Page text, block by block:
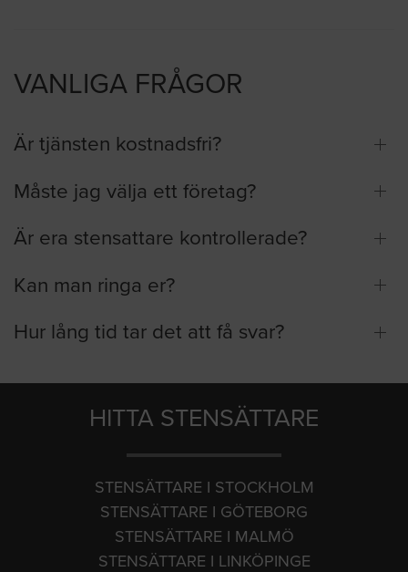
VANLIGA FRÅGOR
Är tjänsten kostnadsfri?
Måste jag välja ett företag?
Är era stensattare kontrollerade?
Kan man ringa er?
Hur lång tid tar det att få svar?
HITTA STENSÄTTARE
STENSÄTTARE I STOCKHOLM
STENSÄTTARE I GÖTEBORG
STENSÄTTARE I MALMÖ
STENSÄTTARE I LINKÖPINGE